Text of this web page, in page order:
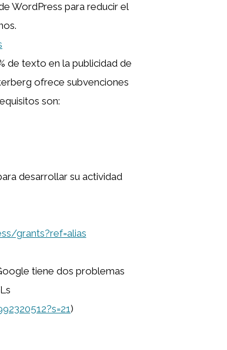
WordPress para reducir el
de texto en la publicidad de
ofrece subvenciones
son:
desarrollar su actividad
grants?ref=alias
tiene dos problemas
)